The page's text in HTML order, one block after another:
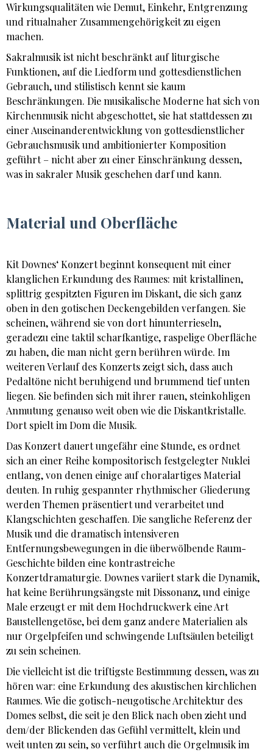
Wirkungsqualitäten wie Demut, Einkehr, Entgrenzung
und ritualnaher Zusammengehörigkeit zu eigen
machen.
Sakralmusik ist nicht beschränkt auf liturgische
Funktionen, auf die Liedform und gottesdienstlichen
Gebrauch, und stilistisch kennt sie kaum
Beschränkungen. Die musikalische Moderne hat sich von
Kirchenmusik nicht abgeschottet, sie hat stattdessen zu
einer Auseinanderentwicklung von gottesdienstlicher
Gebrauchsmusik und ambitionierter Komposition
geführt – nicht aber zu einer Einschränkung dessen,
was in sakraler Musik geschehen darf und kann.
Material und Oberfläche
Kit Downes‘ Konzert beginnt konsequent mit einer
klanglichen Erkundung des Raumes: mit kristallinen,
splittrig gespitzten Figuren im Diskant, die sich ganz
oben in den gotischen Deckengebilden verfangen. Sie
scheinen, während sie von dort hinunterrieseln,
geradezu eine taktil scharfkantige, raspelige Oberfläche
zu haben, die man nicht gern berühren würde. Im
weiteren Verlauf des Konzerts zeigt sich, dass auch
Pedaltöne nicht beruhigend und brummend tief unten
liegen. Sie befinden sich mit ihrer rauen, steinkohligen
Anmutung genauso weit oben wie die Diskantkristalle.
Dort spielt im Dom die Musik.
Das Konzert dauert ungefähr eine Stunde, es ordnet
sich an einer Reihe kompositorisch festgelegter Nuklei
entlang, von denen einige auf choralartiges Material
deuten. In ruhig gespannter rhythmischer Gliederung
werden Themen präsentiert und verarbeitet und
Klangschichten geschaffen. Die sangliche Referenz der
Musik und die dramatisch intensiveren
Entfernungsbewegungen in die überwölbende Raum-
Geschichte bilden eine kontrastreiche
Konzertdramaturgie. Downes variiert stark die Dynamik,
hat keine Berührungsängste mit Dissonanz, und einige
Male erzeugt er mit dem Hochdruckwerk eine Art
Baustellengetöse, bei dem ganz andere Materialien als
nur Orgelpfeifen und schwingende Luftsäulen beteiligt
zu sein scheinen.
Die vielleicht ist die triftigste Bestimmung dessen, was zu
hören war: eine Erkundung des akustischen kirchlichen
Raumes. Wie die gotisch-neugotische Architektur des
Domes selbst, die seit je den Blick nach oben zieht und
dem/der Blickenden das Gefühl vermittelt, klein und
weit unten zu sein, so verführt auch die Orgelmusik im